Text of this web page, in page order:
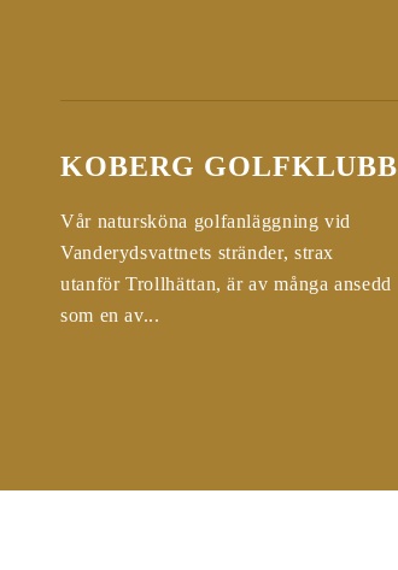
KOBERG GOLFKLUBB
Vår natursköna golfanläggning vid
Vanderydsvattnets stränder, strax
utanför Trollhättan, är av många ansedd
som en av...